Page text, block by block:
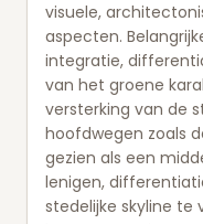
visuele,
aspecten.
integratie,
van het groene
versterking van de
hoofdwegen zoals
gezien als een
lenigen,
stedelijke skyline te